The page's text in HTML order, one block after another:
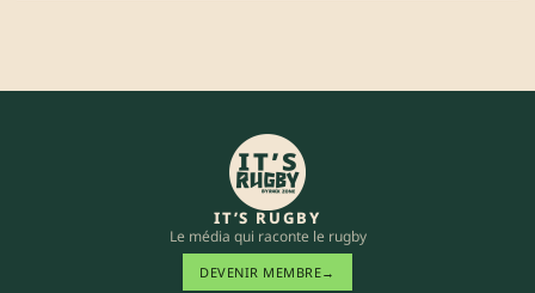
IT’S RUGBY
Le média qui raconte le rugby
DEVENIR MEMBRE→